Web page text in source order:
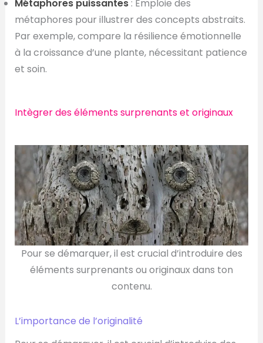
Métaphores puissantes: Emploie des
métaphores pour illustrer des concepts abstraits.
Par exemple, compare la résilience émotionnelle
à la croissance d’une plante, nécessitant patience
et soin.
Intègrer des éléments surprenants et originaux
Pour se démarquer, il est crucial d’introduire des
éléments surprenants ou originaux dans ton
contenu.
L’importance de l’originalité